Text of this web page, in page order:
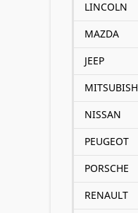
LINCOLN
MAZDA
JEEP
NISSAN
PEUGEOT
PORSCHE
RENAULT